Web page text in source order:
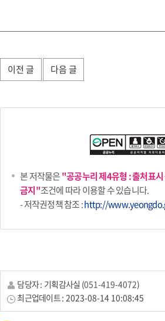
이전 글 다음 글
본 저작물은"공공누리 제4유형 : 출처표
금지"조건에 따라 이용할 수 있습니다.
- 저작권정책 참조 :http://
담당자 : 기획감사실 (051-419-4072)
최근업데이트 : 2023-08-14 10:08:45